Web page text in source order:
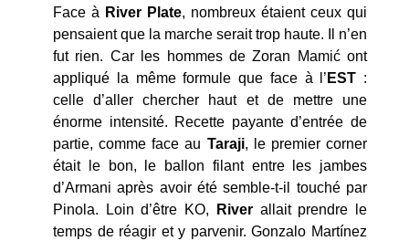
Face à River Plate, nombreux étaient ceux qui
pensaient que la marche serait trop haute. Il n’en
fut rien. Car les hommes de Zoran Mamić ont
appliqué la même formule que face à l’ EST :
celle d’aller chercher haut et de mettre une
énorme intensité. Recette payante d’entrée de
partie, comme face au Taraji, le premier corner
était le bon, le ballon filant entre les jambes
d’Armani après avoir été semble-t-il touché par
Pinola. Loin d’être KO,
Riverallait prendre le
temps de réagir et y parvenir. Gonzalo Martínez